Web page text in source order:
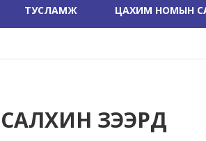
ТУСЛАМЖ ЦАХИМ НОМЫН
САЛХИН ЗЭЭРД